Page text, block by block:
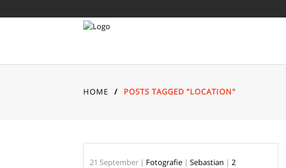
HOME / POSTS TAGGED "LOCATION"
21 September | Fotografie | Sebastian | 2